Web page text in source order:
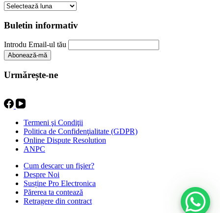
Arhive
Buletin informativ
Introdu Email-ul tău
Urmărește-ne
Termeni şi Condiţii
Politica de Confidenţialitate (GDPR)
Online Dispute Resolution
ANPC
Cum descarc un fişier?
Despre Noi
Susține Pro Electronica
Părerea ta contează
Retragere din contract